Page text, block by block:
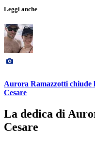
Leggi anche
Aurora Ramazzotti chiude
Cesare
La dedica di
Cesare